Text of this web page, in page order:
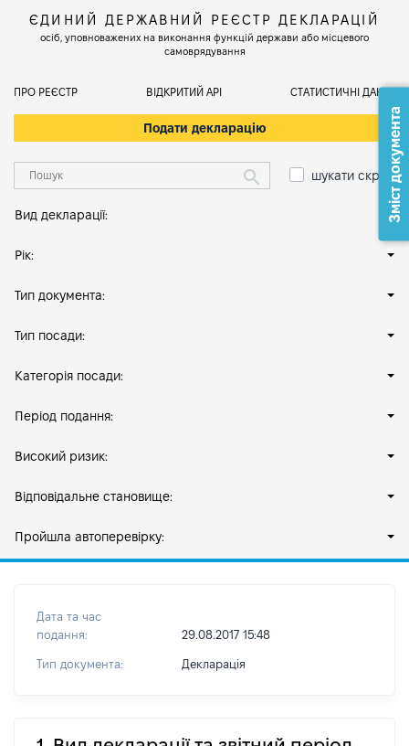
ЄДИНИЙ ДЕРЖАВНИЙ РЕЄСТР ДЕКЛАРАЦІЙ
осіб, уповноважених на виконання функцій держави або місцевого
самоврядування
ПРО РЕЄСТР ВІДКРИТИЙ АРІ СТАТИСТИЧНІ ДАНІ
Подати декларацію
шукати скрізь
Вид декларації:
Рік:
Тип документа:
Тип посади:
Категорія посади:
Період подання:
Високий ризик:
Відповідальне становище:
Пройшла автоперевірку:
Дата та час
подання:
29.08.2017 15:48
Тип документа: Декларація
Зміст документа